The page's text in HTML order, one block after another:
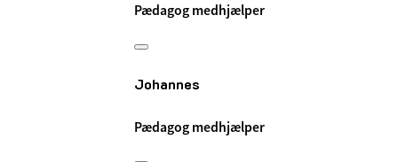
Pædagog medhjælper
Johannes
Pædagog medhjælper